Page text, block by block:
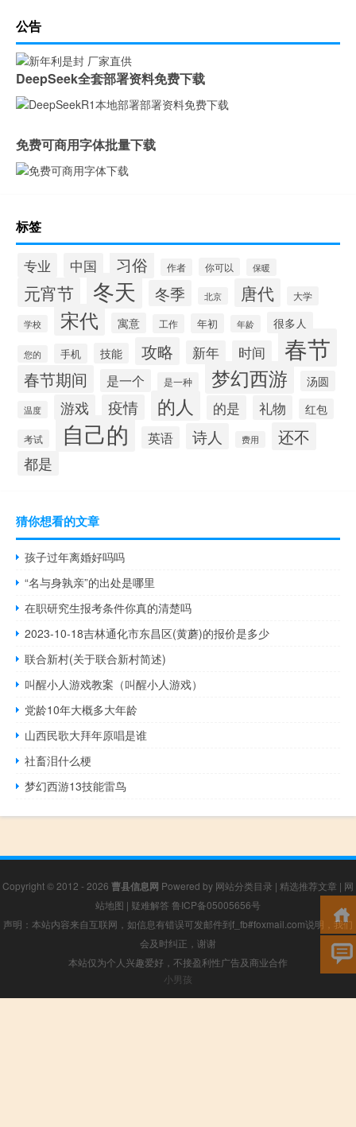
公告
DeepSeek全套部署资料免费下载
免费可商用字体批量下载
标签
专业 中国 习俗 作者 你可以 保暖
元宵节 冬天 冬季 北京 唐代 大学
学校 宋代 寓意 工作 年初 年龄 很多人
您的 手机 技能 攻略 新年 时间 春节
春节期间 是一个 是一种 梦幻西游 汤圆
温度 游戏 疫情 的人 的是 礼物 红包
考试 自己的 英语 诗人 费用 还不
都是
猜你想看的文章
孩子过年离婚好吗吗
“名与身孰亲”的出处是哪里
在职研究生报考条件你真的清楚吗
2023-10-18吉林通化市东昌区(黄蘑)的报价是多少
联合新村(关于联合新村简述)
叫醒小人游戏教案（叫醒小人游戏）
党龄10年大概多大年龄
山西民歌大拜年原唱是谁
社畜泪什么梗
梦幻西游13技能雷鸟
Copyright © 2012 - 2026 曹县信息网 Powered by 网站分类目录 | 精选推荐文章 | 网
站地图 | 疑难解答 鲁ICP备05005656号
声明：本站内容来自互联网，如信息有错误可发邮件到f_fb#foxmail.com说明，我们
会及时纠正，谢谢
本站仅为个人兴趣爱好，不接盈利性广告及商业合作
小男孩